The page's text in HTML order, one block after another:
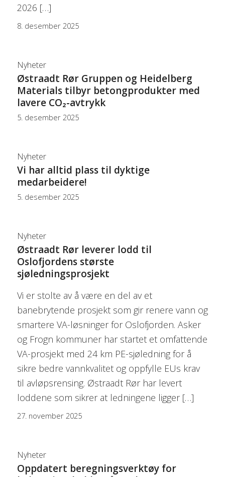
2026 […]
8. desember 2025
Nyheter
Østraadt Rør Gruppen og Heidelberg
Materials tilbyr betongprodukter med
lavere CO₂-avtrykk
5. desember 2025
Nyheter
Vi har alltid plass til dyktige
medarbeidere!
5. desember 2025
Nyheter
Østraadt Rør leverer lodd til
Oslofjordens største
sjøledningsprosjekt
Vi er stolte av å være en del av et
banebrytende prosjekt som gir renere vann og
smartere VA-løsninger for Oslofjorden. Asker
og Frogn kommuner har startet et omfattende
VA-prosjekt med 24 km PE-sjøledning for å
sikre bedre vannkvalitet og oppfylle EUs krav
til avløpsrensing. Østraadt Rør har levert
loddene som sikrer at ledningene ligger […]
27. november 2025
Nyheter
Oppdatert beregningsverktøy for